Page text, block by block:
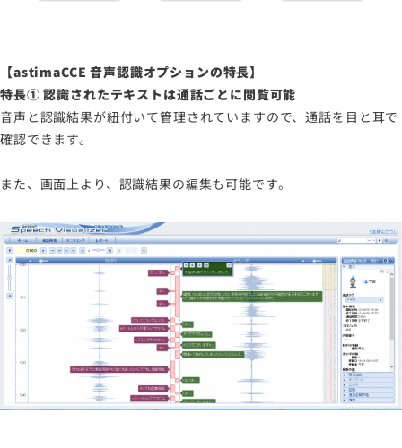
【astimaCCE 音声認識オプションの特長】
特長① 認識されたテキストは通話ごとに閲覧可能
音声と認識結果が紐付いて管理されていますので、通話を目と耳で
確認できます。
また、画面上より、認識結果の編集も可能です。